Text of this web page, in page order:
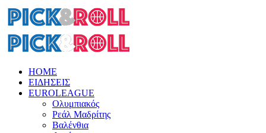
HOME
ΕΙΔΗΣΕΙΣ
EUROLEAGUE
Ολυμπιακός
Ρεάλ Μαδρίτης
Βαλένθια